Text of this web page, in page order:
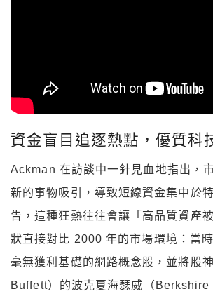
資金盲目追逐熱點，優質科
Ackman 在訪談中一針見血地指出，
新的事物吸引，導致短線資金集中於
告，這種狂熱往往會讓「高品質資產
狀直接對比 2000 年的市場環境：當
毫無獲利基礎的網路概念股，並將股
Buffett）的波克夏海瑟威（